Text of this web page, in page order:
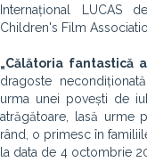
Internațional LUCAS
Children's Film
„Călătoria fantastică
dragoste
urma unei povești de
atrăgătoare, lasă urme
rând, o primesc în
la data de 4 octombrie